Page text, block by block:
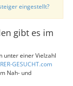
eingestellt?
gibt es im
unter einer Vielzahl
GESUCHT.com
Nah- und